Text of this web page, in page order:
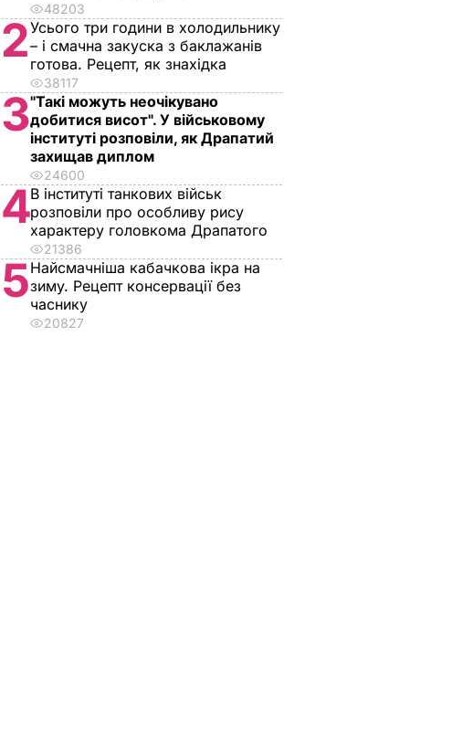
48203
2Усього три години в холодильнику
– і смачна закуска з баклажанів
готова. Рецепт, як знахідка
38117
3"Такі можуть неочікувано
добитися висот". У військовому
інституті розповіли, як Драпатий
захищав диплом
24600
4В інституті танкових військ
розповіли про особливу рису
характеру головкома Драпатого
21386
5Найсмачніша кабачкова ікра на
зиму. Рецепт консервації без
часнику
20827